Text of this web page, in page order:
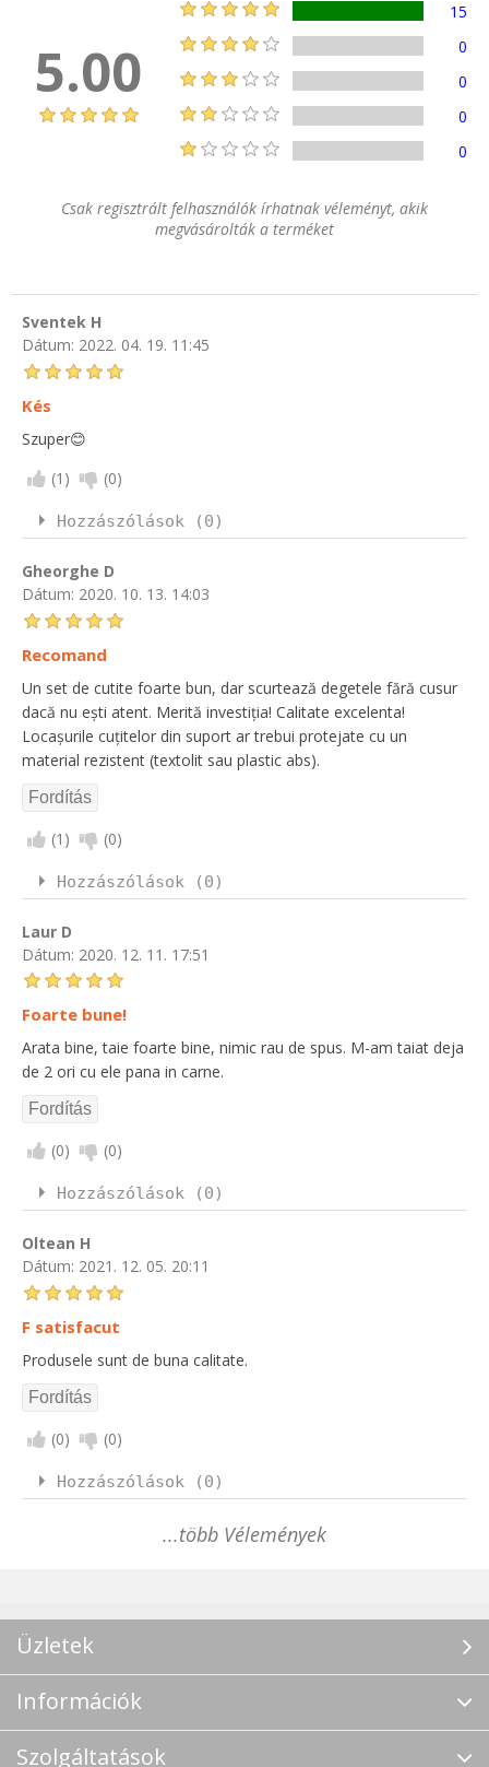
5.00
15
0
0
0
0
Csak regisztrált felhasználók írhatnak véleményt, akik
megvásárolták a terméket
Sventek H
Dátum: 2022. 04. 19. 11:45
Kés
Szuper😊
(1 ) (0)
Hozzászólások (0)
Gheorghe D
Dátum: 2020. 10. 13. 14:03
Recomand
Un set de cutite foarte bun, dar scurtează degetele fără cusur
dacă nu ești atent. Merită investiția! Calitate excelenta!
Locașurile cuțitelor din suport ar trebui protejate cu un
material rezistent (textolit sau plastic abs).
(1 ) (0)
Hozzászólások (0)
Laur D
Dátum: 2020. 12. 11. 17:51
Foarte bune!
Arata bine, taie foarte bine, nimic rau de spus. M-am taiat deja
de 2 ori cu ele pana in carne.
(0) (0)
Hozzászólások (0)
Oltean H
Dátum: 2021. 12. 05. 20:11
F satisfacut
Produsele sunt de buna calitate.
(0) (0)
Hozzászólások (0)
...több Vélemények
Üzletek
Információk
Szolgáltatások